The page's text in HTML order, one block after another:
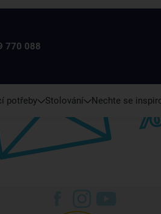
770 088
potřeby Stolování Nechte se